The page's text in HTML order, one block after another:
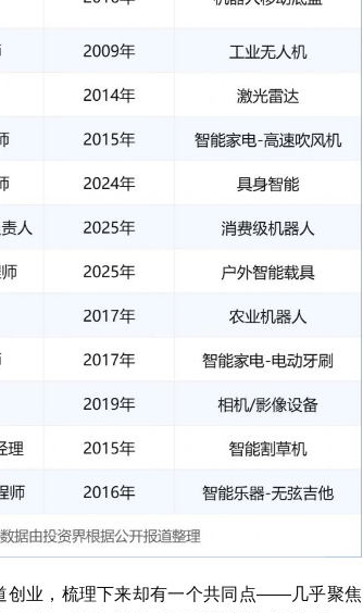
创业，梳理下来却有一个共同点——几乎聚焦